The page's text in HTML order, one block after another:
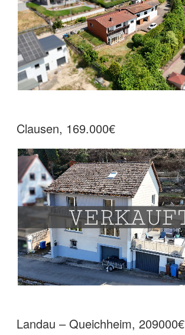
Clausen, 169.000€
Landau – Queichheim, 209000€